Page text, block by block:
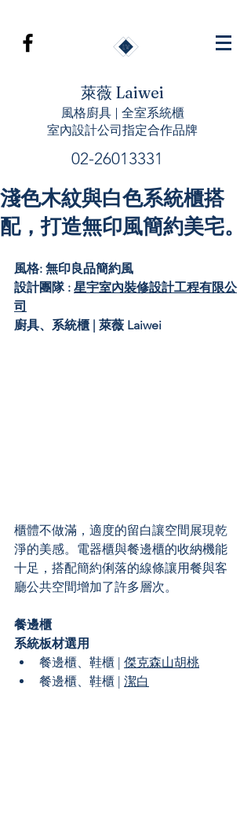
萊薇 Laiwei
風格廚具 | 全室系統櫃
室內設計公司指定合作品牌
02-26013331
淺色木紋與白色系統櫃搭
配，打造無印風簡約美宅。
風格: 無印良品簡約風
設計團隊 : 星宇室內裝修設計工程有限公
司
廚具、系統櫃 | 萊薇 Laiwei
櫃體不做滿，適度的留白讓空間展現乾
淨的美感。電器櫃與餐邊櫃的收納機能
十足，搭配簡約俐落的線條讓用餐與客
廳公共空間增加了許多層次。
餐邊櫃
系統板材選用
餐邊櫃、鞋櫃 | 傑克森山胡桃
餐邊櫃、鞋櫃 | 潔白